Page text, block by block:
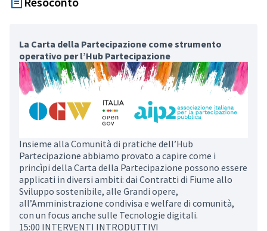
La Carta della Partecipazione come strumento
operativo per l’Hub Partecipazione
Insieme alla Comunità di pratiche dell’Hub
Partecipazione abbiamo provato a capire come i
princìpi della Carta della Partecipazione possono essere
applicati in diversi ambiti: dai Contratti di Fiume allo
Sviluppo sostenibile, alle Grandi opere,
all’Amministrazione condivisa e welfare di comunità,
con un focus anche sulle Tecnologie digitali.
15:00 INTERVENTI INTRODUTTIVI